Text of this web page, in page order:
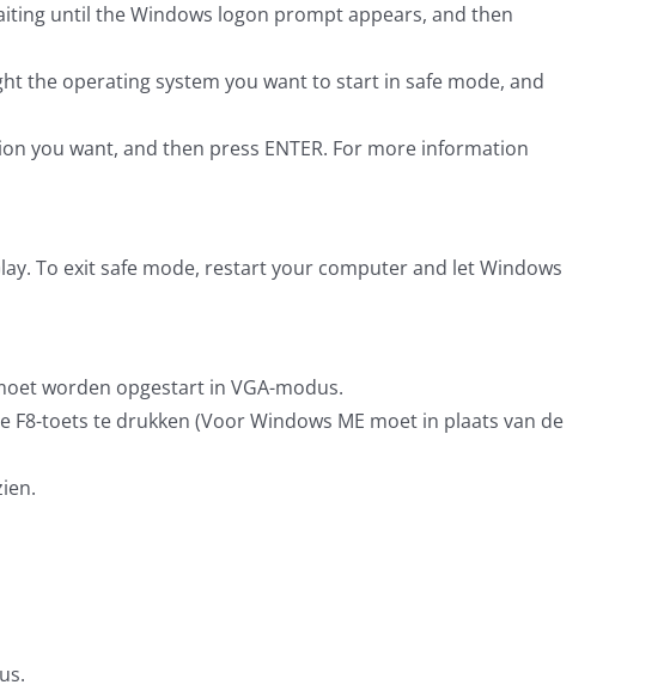
until the Windows logon prompt appears, and then
the operating system you want to start in safe mode, and
you want, and then press ENTER. For more information
To exit safe mode, restart your computer and let Windows
worden opgestart in VGA-modus.
toets te drukken (Voor Windows ME moet in plaats van de